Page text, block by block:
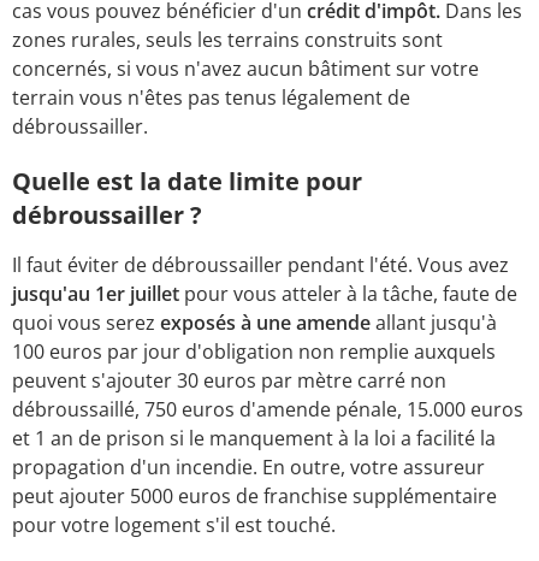
cas vous pouvez bénéficier d'un crédit d'impôt. Dans les
zones rurales, seuls les terrains construits sont
concernés, si vous n'avez aucun bâtiment sur votre
terrain vous n'êtes pas tenus légalement de
débroussailler.
Quelle est la date limite pour
débroussailler ?
Il faut éviter de débroussailler pendant l'été. Vous avez
jusqu'au 1er juillet pour vous atteler à la tâche, faute de
quoi vous serez exposés à une amendeallant jusqu'à
100 euros par jour d'obligation non remplie auxquels
peuvent s'ajouter 30 euros par mètre carré non
débroussaillé, 750 euros d'amende pénale, 15.000 euros
et 1 an de prison si le manquement à la loi a facilité la
propagation d'un incendie. En outre, votre assureur
peut ajouter 5000 euros de franchise supplémentaire
pour votre logement s'il est touché.